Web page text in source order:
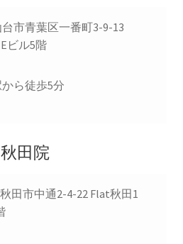
市青葉区一番町3-9-13
ビル5階
ら徒歩5分
田院
田市中通2-4-22 Flat秋田1